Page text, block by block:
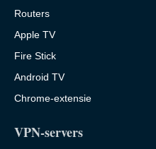
Routers
Apple TV
Fire Stick
Android TV
Chrome-extensie
VPN-servers